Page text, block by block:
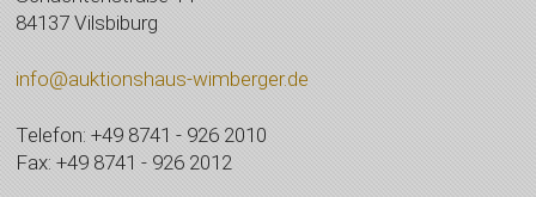
84137 Vilsbiburg
info@auktionshaus-wimberger.de
Telefon: +49 8741 - 926 2010
Fax: +49 8741 - 926 2012